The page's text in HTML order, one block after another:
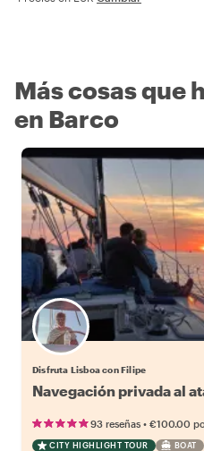
Más cosas que
en Barco
Disfruta Lisboa con Filipe
Navegación privada al
93 reseñas • €100.00
CITY HIGHLIGHT TOUR BOAT